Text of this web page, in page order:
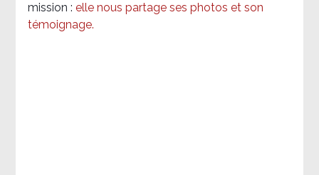
mission : elle nous partage ses photos et son
témoignage.